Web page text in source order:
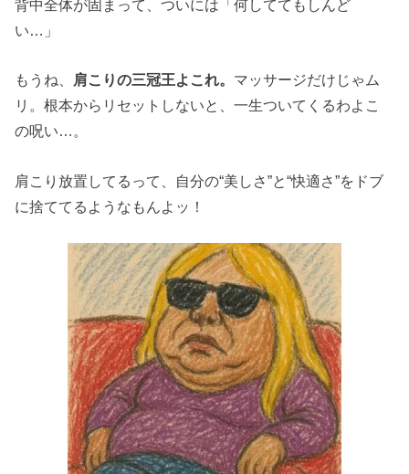
背中全体が固まって、ついには「何しててもしんど
い…」
もうね、 肩こりの三冠王よこれ。 マッサージだけじゃム
リ。根本からリセットしないと、一生ついてくるわよこ
の呪い…。
肩こり放置してるって、自分の“美しさ”と“快適さ”をドブ
に捨ててるようなもんよッ！